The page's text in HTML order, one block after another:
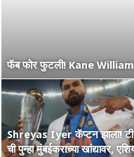
फॅब फोर फुटली! Kane
Shreyas Iyer कॅप्टन झाला!
ची पुन्हा मुंबईकराच्या खांद्यावर,
मेहनत आणि CSK चा विश्वास…
कोण हा Raghu Sharma? वय